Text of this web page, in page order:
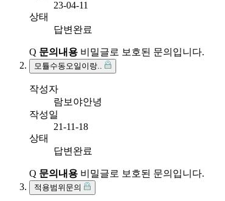
23-04-11
상태
답변완료
Q 문의내용 비밀글로 보호된 문의입니다.
모튤수동오일이랑..
작성자
람보야안녕
작성일
21-11-18
상태
답변완료
Q 문의내용 비밀글로 보호된 문의입니다.
적용범위문의